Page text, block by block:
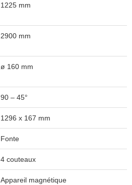
1225 mm
2900 mm
ø 160 mm
90 – 45°
1296 x 167 mm
Fonte
4 couteaux
Appareil magnétique